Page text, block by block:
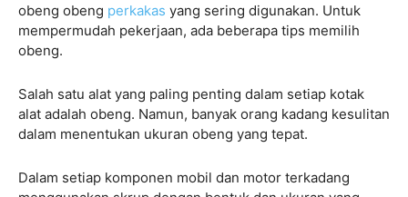
obeng obeng perkakas yang sering digunakan. Untuk
mempermudah pekerjaan, ada beberapa tips memilih
obeng.
Salah satu alat yang paling penting dalam setiap kotak
alat adalah obeng. Namun, banyak orang kadang kesulitan
dalam menentukan ukuran obeng yang tepat.
Dalam setiap komponen mobil dan motor terkadang